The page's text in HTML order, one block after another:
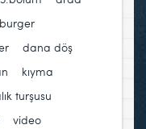
burger
dana döş
kıyma
turşusu
video